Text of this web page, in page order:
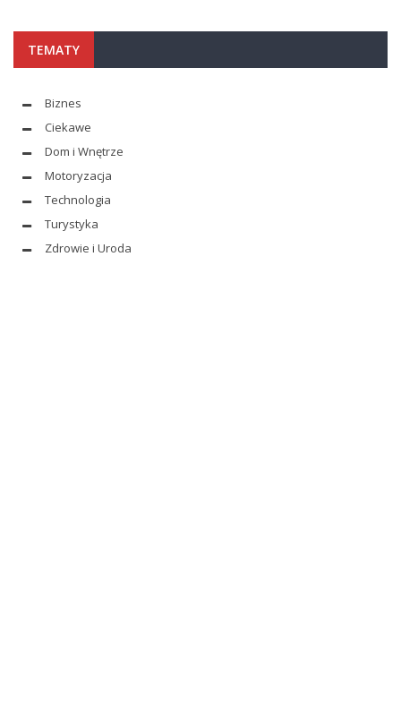
TEMATY
Biznes
Ciekawe
Dom i Wnętrze
Motoryzacja
Technologia
Turystyka
Zdrowie i Uroda